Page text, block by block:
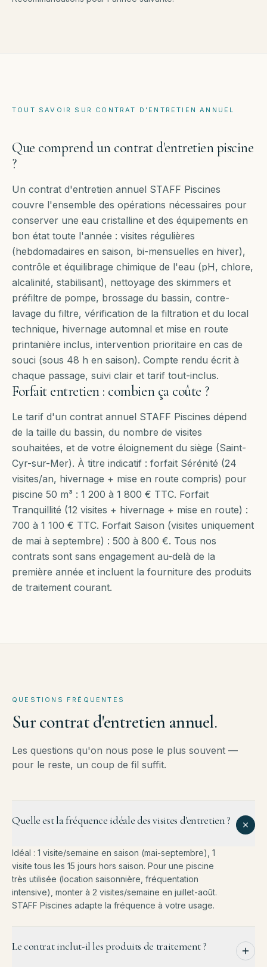
TOUT SAVOIR SUR CONTRAT D'ENTRETIEN ANNUEL
Que comprend un contrat d'entretien piscine
?
Un contrat d'entretien annuel STAFF Piscines
couvre l'ensemble des opérations nécessaires pour
conserver une eau cristalline et des équipements en
bon état toute l'année : visites régulières
(hebdomadaires en saison, bi-mensuelles en hiver),
contrôle et équilibrage chimique de l'eau (pH, chlore,
alcalinité, stabilisant), nettoyage des skimmers et
préfiltre de pompe, brossage du bassin, contre-
lavage du filtre, vérification de la filtration et du local
technique, hivernage automnal et mise en route
printanière inclus, intervention prioritaire en cas de
souci (sous 48 h en saison). Compte rendu écrit à
chaque passage, suivi clair et tarif tout-inclus.
Forfait entretien : combien ça coûte ?
Le tarif d'un contrat annuel STAFF Piscines dépend
de la taille du bassin, du nombre de visites
souhaitées, et de votre éloignement du siège (Saint-
Cyr-sur-Mer). À titre indicatif : forfait Sérénité (24
visites/an, hivernage + mise en route compris) pour
piscine 50 m³ : 1 200 à 1 800 € TTC. Forfait
Tranquillité (12 visites + hivernage + mise en route) :
700 à 1 100 € TTC. Forfait Saison (visites uniquement
de mai à septembre) : 500 à 800 €. Tous nos
contrats sont sans engagement au-delà de la
première année et incluent la fourniture des produits
de traitement courant.
QUESTIONS FRÉQUENTES
Surcontratd'entretien annuel.
Les questions qu'on nous pose le plus souvent —
pour le reste, un coup de fil suffit.
Quelle est la fréquence idéale des visites d'entretien ?
Idéal : 1 visite/semaine en saison (mai-septembre), 1
visite tous les 15 jours hors saison. Pour une piscine
très utilisée (location saisonnière, fréquentation
intensive), monter à 2 visites/semaine en juillet-août.
STAFF Piscines adapte la fréquence à votre usage.
Le contrat inclut-il les produits de traitement ?